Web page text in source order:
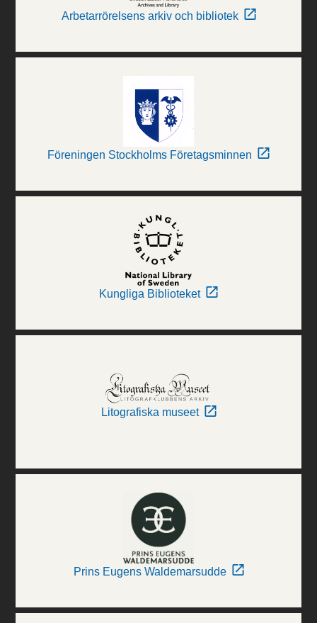
Arbetarrörelsens arkiv och bibliotek
Föreningen Stockholms Företagsminnen
Kungliga Biblioteket
Litografiska museet
Prins Eugens Waldemarsudde